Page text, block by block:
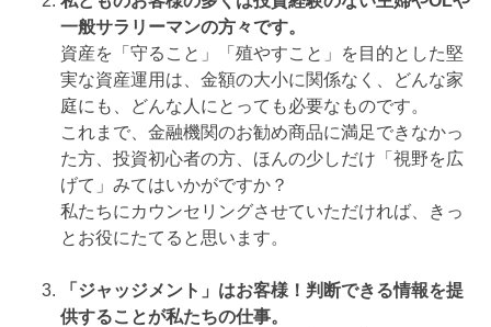
一般サラリーマンの方々です。
資産を「守ること」「殖やすこと」を目的とした堅
実な資産運用は、金額の大小に関係なく、どんな家
庭にも、どんな人にとっても必要なものです。
これまで、金融機関のお勧め商品に満足できなかっ
た方、投資初心者の方、ほんの少しだけ「視野を広
げて」みてはいかがですか？
私たちにカウンセリングさせていただければ、きっ
とお役にたてると思います。
「ジャッジメント」はお客様！判断できる情報を提
供することが私たちの仕事。